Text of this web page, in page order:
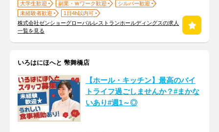
大学生歓迎 副業・Ｗワーク歓迎
シルバー歓迎
未経験者歓迎
1日4h以内可
株式会社ゼンショーグローバルレストランホールディングスの求人
一覧を見る
いろはにほへと 幣舞橋店
【ホール・キッチン】最高のバイ
トライフ過ごしませんか？#まかな
いあり#週1～◎